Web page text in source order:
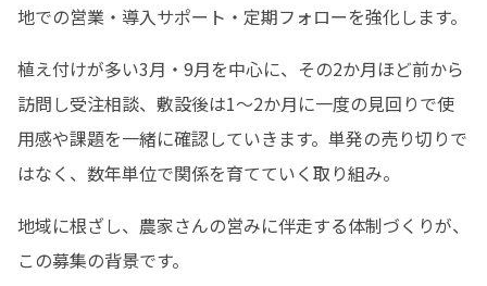
地での営業・導入サポート・定期フォローを強化します。
植え付けが多い3月・9月を中心に、その2か月ほど前から
訪問し受注相談、敷設後は1〜2か月に一度の見回りで使
用感や課題を一緒に確認していきます。単発の売り切りで
はなく、数年単位で関係を育てていく取り組み。
地域に根ざし、農家さんの営みに伴走する体制づくりが、
この募集の背景です。